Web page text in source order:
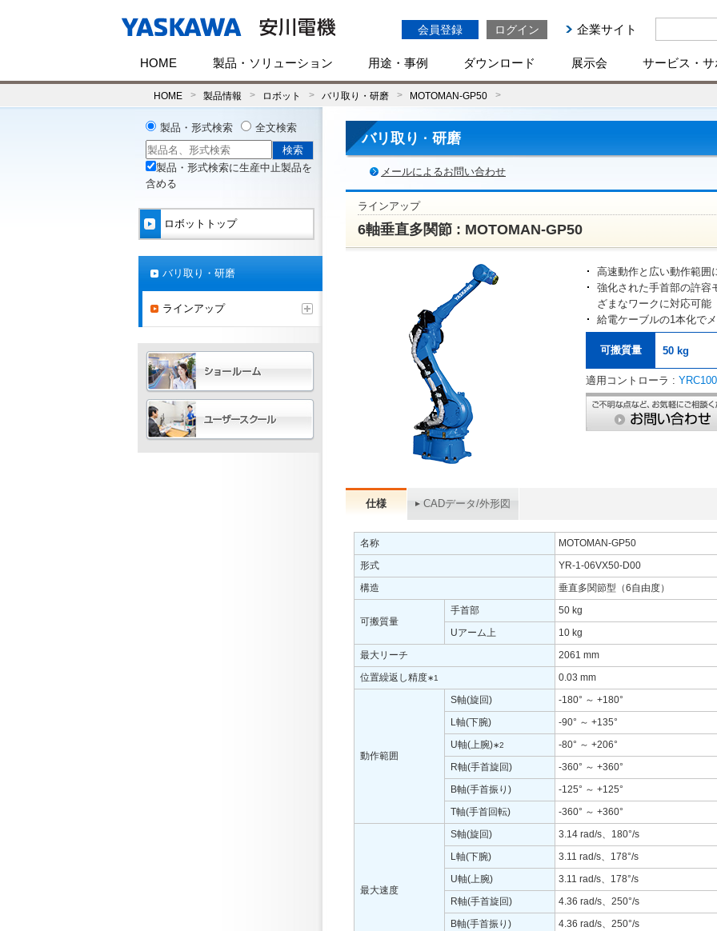
会員登録 ログイン 企業サイト
HOME 製品・ソリューション 用途・事例 ダウンロード 展示会 サービス・
HOME 製品情報 ロボット バリ取り・研磨 MOTOMAN-GP50
バリ取り · 研磨
メールによるお問い合わせ
ラインアップ
6軸垂直多関節 : MOTOMAN-GP50
高速動作と広い動作範囲
強化された手首部の許容
ざまなワークに対応可能
給電ケーブルの1本化で
可搬質量 50 kg
適用コントローラ :
仕様 CADデータ/外形図
名称
MOTOMAN-GP50
形式
YR-1-06VX50-D00
構造
垂直多関節型（6自由度）
可搬質量
手首部
50 kg
Uアーム上
10 kg
最大リーチ
2061 mm
位置繰返し精度∗1 0.03 mm
動作範囲
S軸(旋回)
-180° ～ +180°
L軸(下腕)
-90° ～ +135°
U軸(上腕)∗2
-80° ～ +206°
R軸(手首旋回)
-360° ～ +360°
B軸(手首振り)
-125° ～ +125°
T軸(手首回転)
-360° ～ +360°
最大速度
S軸(旋回)
3.14 rad/s、180°/s
L軸(下腕)
3.11 rad/s、178°/s
U軸(上腕)
3.11 rad/s、178°/s
R軸(手首旋回)
4.36 rad/s、250°/s
B軸(手首振り)
4.36 rad/s、250°/s
製品・形式検索 全文検索
製品・形式検索に生産中止製品を
含める
ロボットトップ
バリ取り・研磨
ラインアップ